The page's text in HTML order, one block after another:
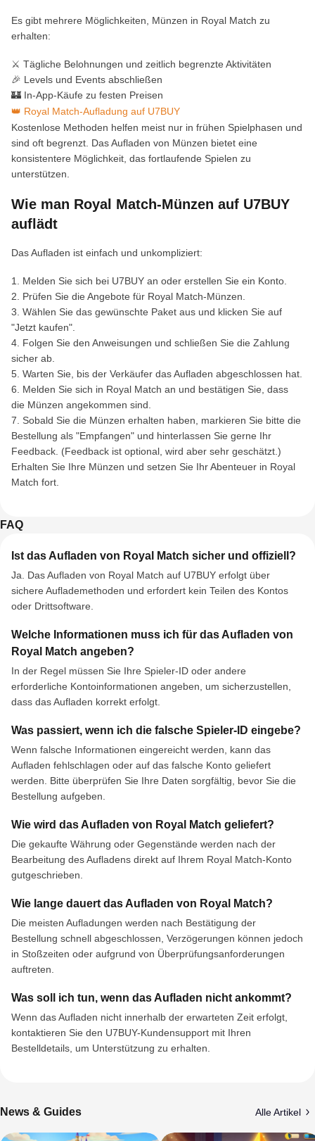
Es gibt mehrere Möglichkeiten, Münzen in Royal Match zu
erhalten:
⚔️ Tägliche Belohnungen und zeitlich begrenzte Aktivitäten
🎉 Levels und Events abschließen
🏰 In-App-Käufe zu festen Preisen
👑 Royal Match-Aufladung auf U7BUY
Kostenlose Methoden helfen meist nur in frühen Spielphasen und
sind oft begrenzt. Das Aufladen von Münzen bietet eine
konsistentere Möglichkeit, das fortlaufende Spielen zu
unterstützen.
Wie man Royal Match-Münzen auf U7BUY
auflädt
Das Aufladen ist einfach und unkompliziert:
1. Melden Sie sich bei U7BUY an oder erstellen Sie ein Konto.
2. Prüfen Sie die Angebote für Royal Match-Münzen.
3. Wählen Sie das gewünschte Paket aus und klicken Sie auf
"Jetzt kaufen".
4. Folgen Sie den Anweisungen und schließen Sie die Zahlung
sicher ab.
5. Warten Sie, bis der Verkäufer das Aufladen abgeschlossen hat.
6. Melden Sie sich in Royal Match an und bestätigen Sie, dass
die Münzen angekommen sind.
7. Sobald Sie die Münzen erhalten haben, markieren Sie bitte die
Bestellung als "Empfangen" und hinterlassen Sie gerne Ihr
Feedback. (Feedback ist optional, wird aber sehr geschätzt.)
Erhalten Sie Ihre Münzen und setzen Sie Ihr Abenteuer in Royal
Match fort.
FAQ
Ist das Aufladen von Royal Match sicher und offiziell?
Ja. Das Aufladen von Royal Match auf U7BUY erfolgt über
sichere Auflademethoden und erfordert kein Teilen des Kontos
oder Drittsoftware.
Welche Informationen muss ich für das Aufladen von
Royal Match angeben?
In der Regel müssen Sie Ihre Spieler-ID oder andere
erforderliche Kontoinformationen angeben, um sicherzustellen,
dass das Aufladen korrekt erfolgt.
Was passiert, wenn ich die falsche Spieler-ID eingebe?
Wenn falsche Informationen eingereicht werden, kann das
Aufladen fehlschlagen oder auf das falsche Konto geliefert
werden. Bitte überprüfen Sie Ihre Daten sorgfältig, bevor Sie die
Bestellung aufgeben.
Wie wird das Aufladen von Royal Match geliefert?
Die gekaufte Währung oder Gegenstände werden nach der
Bearbeitung des Aufladens direkt auf Ihrem Royal Match-Konto
gutgeschrieben.
Wie lange dauert das Aufladen von Royal Match?
Die meisten Aufladungen werden nach Bestätigung der
Bestellung schnell abgeschlossen, Verzögerungen können jedoch
in Stoßzeiten oder aufgrund von Überprüfungsanforderungen
auftreten.
Was soll ich tun, wenn das Aufladen nicht ankommt?
Wenn das Aufladen nicht innerhalb der erwarteten Zeit erfolgt,
kontaktieren Sie den U7BUY-Kundensupport mit Ihren
Bestelldetails, um Unterstützung zu erhalten.
News & Guides Alle Artikel